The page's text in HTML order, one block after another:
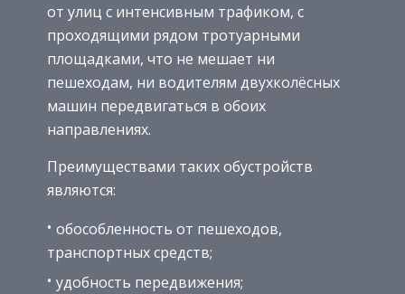
от улиц с интенсивным трафиком, с
проходящими рядом тротуарными
площадками, что не мешает ни
пешеходам, ни водителям двухколёсных
машин передвигаться в обоих
направлениях.
Преимуществами таких обустройств
являются:
обособленность от пешеходов,
транспортных средств;
удобность передвижения;